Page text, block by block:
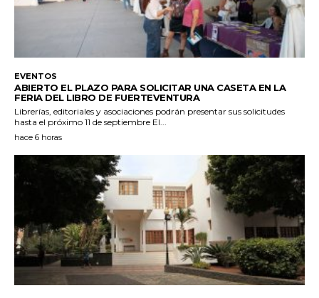
EVENTOS
ABIERTO EL PLAZO PARA SOLICITAR UNA CASETA EN LA
FERIA DEL LIBRO DE FUERTEVENTURA
Librerías, editoriales y asociaciones podrán presentar sus solicitudes
hasta el próximo 11 de septiembre El...
hace 6 horas